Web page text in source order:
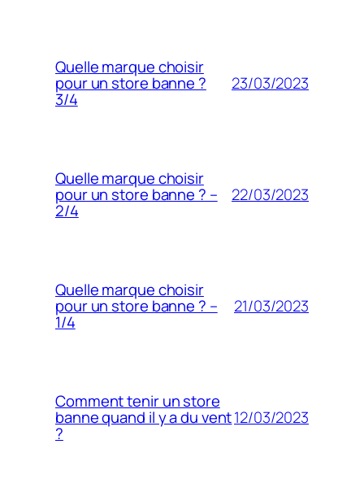
Quelle marque choisir
pour un store banne ?
3/4
23/03/2023
Quelle marque choisir
pour un store banne ? –
2/4
22/03/2023
Quelle marque choisir
pour un store banne ? –
1/4
21/03/2023
Comment tenir un store
banne quand il y a du vent
?
12/03/2023